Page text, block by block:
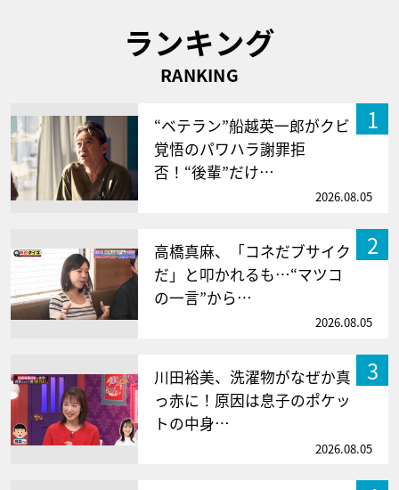
ランキング
RANKING
1
“ベテラン”船越英一郎がクビ
覚悟のパワハラ謝罪拒
否！“後輩”だけ…
2026.08.05
2
高橋真麻、「コネだブサイク
だ」と叩かれるも…“マツコ
の一言”から…
2026.08.05
3
川田裕美、洗濯物がなぜか真
っ赤に！原因は息子のポケッ
トの中身…
2026.08.05